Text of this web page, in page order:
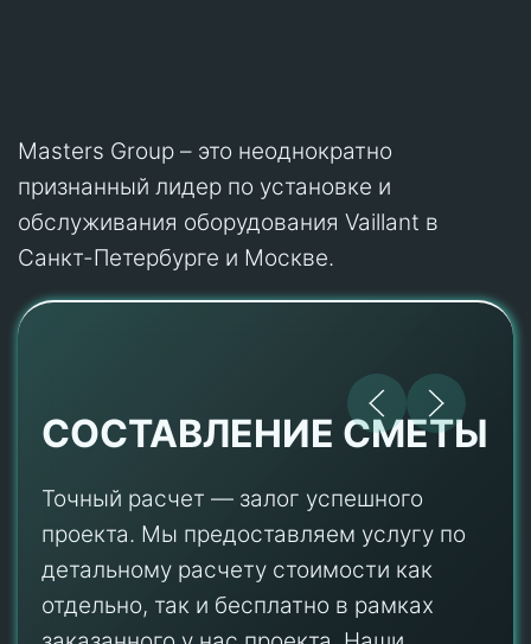
Masters Group – это неоднократно
признанный лидер по установке и
обслуживания оборудования Vaillant в
Санкт-Петербурге и Москве.
СОСТАВЛЕНИЕ СМЕТЫ
Точный расчет — залог успешного
проекта. Мы предоставляем услугу по
детальному расчету стоимости как
отдельно, так и бесплатно в рамках